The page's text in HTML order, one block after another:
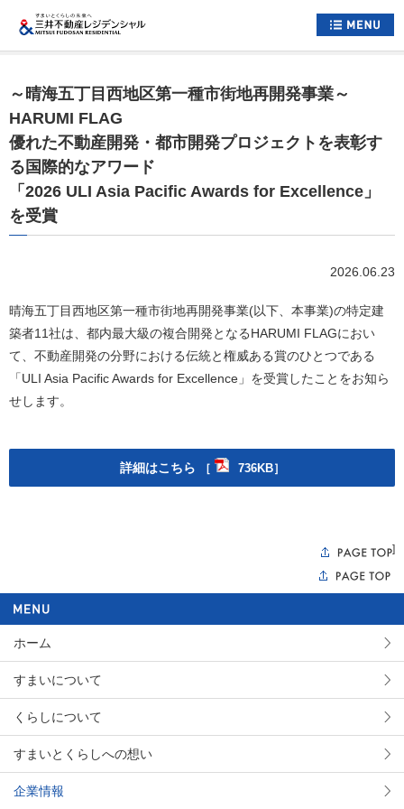
すまいについて
くらしについて
すまいとくらしへの想い
企業情報
お問い合わせ
サイトマップ
～晴海五丁目西地区第一種市街地再開発事業～
HARUMI FLAG
優れた不動産開発・都市開発プロジェクトを表彰す
る国際的なアワード
「2026 ULI Asia Pacific Awards for Excellence」
を受賞
2026.06.23
晴海五丁目西地区第一種市街地再開発事業(以下、本事業)の特定建
築者11社は、都内最大級の複合開発となるHARUMI FLAGにおい
て、不動産開発の分野における伝統と権威ある賞のひとつである
「ULI Asia Pacific Awards for Excellence」を受賞したことをお知ら
せします。
詳細はこちら ［ 736KB］
]
ホーム
すまいについて
くらしについて
すまいとくらしへの想い
企業情報